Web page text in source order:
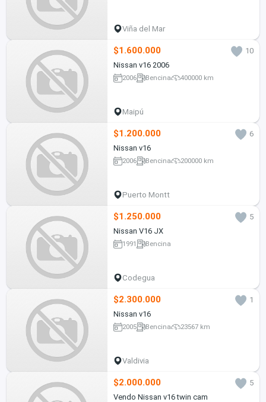
Viña del Mar
$1.600.000
10
Nissan v16 2006
2006 Bencina 400000 km
Maipú
$1.200.000
6
Nissan v16
2006 Bencina 200000 km
Puerto Montt
$1.250.000
5
Nissan V16 JX
1991 Bencina
Codegua
$2.300.000
1
Nissan v16
2005 Bencina 23567 km
Valdivia
$2.000.000
5
Vendo Nissan v16 twin cam